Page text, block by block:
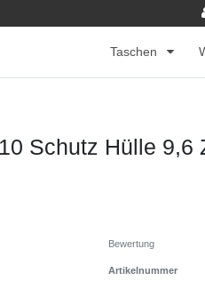
Taschen
Schutz Hülle
Bewertung
Artikelnummer